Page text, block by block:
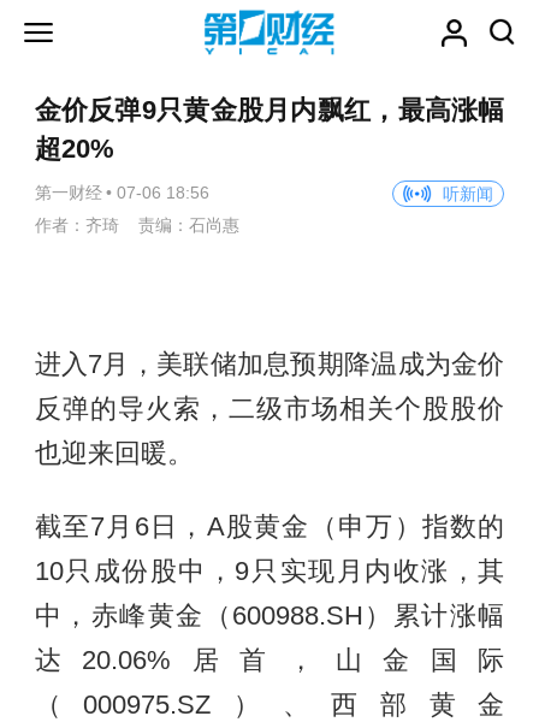
金价反弹9只黄金股月内飘红，最高涨幅
超20%
第一财经 • 07-06 18:56
听新闻
作者：齐琦 责编：石尚惠
进入7月，美联储加息预期降温成为金价
反弹的导火索，二级市场相关个股股价
也迎来回暖。
截至7月6日，A股黄金（申万）指数的
10只成份股中，9只实现月内收涨，其
中，赤峰黄金（600988.SH）累计涨幅
达20.06%居首，山金国际
（000975.SZ）、西部黄金